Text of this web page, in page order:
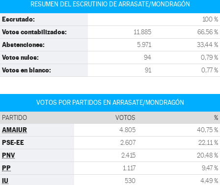
RESUMEN DEL ESCRUTINIO DE ARRASATE/MONDRAGÓN
Escrutado: 100 %
Votos contabilizados: 11.885 66,56 %
Abstenciones: 5.971 33,44 %
Votos nulos: 94 0,79 %
Votos en blanco: 91 0,77 %
VOTOS POR PARTIDOS EN ARRASATE/MONDRAGÓN
PARTIDO VOTOS %
AMAIUR 4.805 40,75 %
PSE-EE 2.607 22,11 %
PNV 2.415 20,48 %
PP 1.117 9,47 %
IU 530 4,49 %